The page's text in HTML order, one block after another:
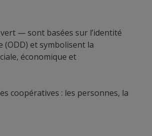
— sont basées sur l’identité
(ODD) et symbolisent la
économique et
coopératives : les personnes, la